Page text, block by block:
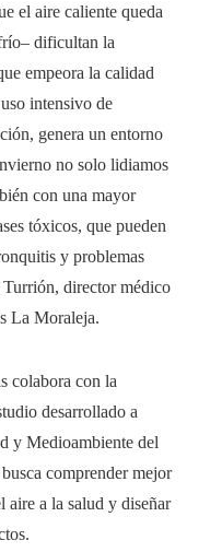
el aire caliente queda
dificultan la
empeora la calidad
intensivo de
genera un entorno
no solo lidiamos
con una mayor
tóxicos, que pueden
y problemas
director médico
La Moraleja.
colabora con la
desarrollado a
y Medioambiente del
comprender mejor
aire a la salud y diseñar